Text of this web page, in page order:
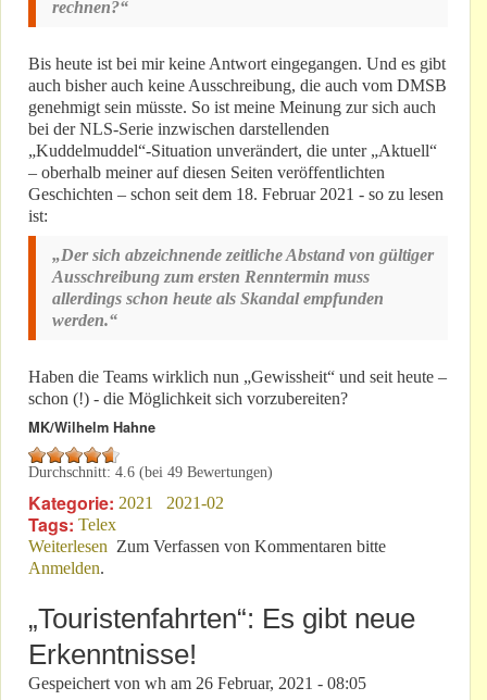
rechnen?“
Bis heute ist bei mir keine Antwort eingegangen. Und es gibt
auch bisher auch keine Ausschreibung, die auch vom DMSB
genehmigt sein müsste. So ist meine Meinung zur sich auch
bei der NLS-Serie inzwischen darstellenden
„Kuddelmuddel“-Situation unverändert, die unter „Aktuell“
– oberhalb meiner auf diesen Seiten veröffentlichten
Geschichten – schon seit dem 18. Februar 2021 - so zu lesen
ist:
„Der sich abzeichnende zeitliche Abstand von gültiger
Ausschreibung zum ersten Renntermin muss
allerdings schon heute als Skandal empfunden
werden.“
Haben die Teams wirklich nun „Gewissheit“ und seit heute –
schon (!) - die Möglichkeit sich vorzubereiten?
MK/Wilhelm Hahne
Durchschnitt: 4.6 (bei 49 Bewertungen)
Kategorie: 2021 2021-02
Tags: Telex
Weiterlesen über „Fachleute“ zum 1. NLS-Lauf: „Es ist geschafft“!
Zum Verfassen von Kommentaren bitte
Anmelden.
„Touristenfahrten“: Es gibt neue
Erkenntnisse!
Gespeichert von wh am 26 Februar, 2021 - 08:05